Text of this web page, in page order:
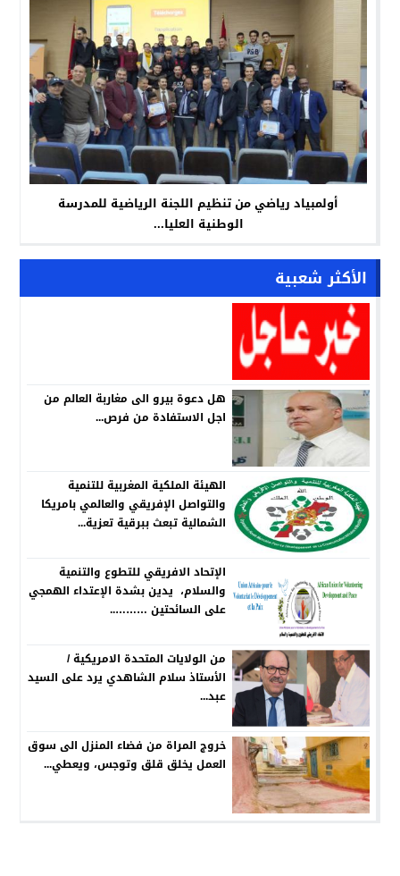
أولمبياد رياضي من تنظيم اللجنة الرياضية للمدرسة
الوطنية العليا...
الأكثر شعبية
هل دعوة بيرو الى مغاربة العالم من
اجل الاستفادة من فرص...
الهيئة الملكية المغربية للتنمية
والتواصل الإفريقي والعالمي بامريكا
الشمالية تبعث ببرقية تعزية...
الإتحاد الافريقي للتطوع والتنمية
والسلام، يدين بشدة الإعتداء الهمجي
على السائحتين ………..
من الولايات المتحدة الامريكية /
الأستاذ سلام الشاهدي يرد على السيد
عبد...
خروج المراة من فضاء المنزل الى سوق
العمل يخلق قلق وتوجس، ويعطي...